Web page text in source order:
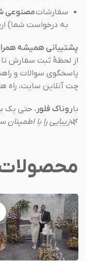
سفارشاتمصنوعی
به درخواست شما)
پشتیبانی همیشه
از لحظهٔ ثبت سفارش تا
پاسخگوی سوالات و
چت آنلاین سایت، راه
باروناک فلور ، حتی یک
🌿زیبایی را با